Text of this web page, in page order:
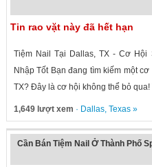
Tin rao vặt này đã hết hạn
Tiệm Nail Tại Dallas, TX - Cơ
Nhập Tốt Bạn đang tìm kiếm một
TX? Đây là cơ hội không thể bỏ qua!
1,649 lượt xem · Dallas, Texas»
Cần Bán Tiệm Nail Ở Thành Phố